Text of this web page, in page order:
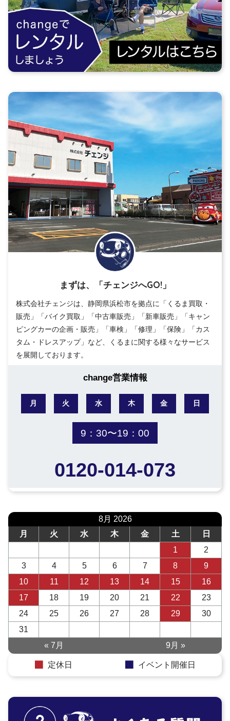
まずは、「チェンジへGO!」
株式会社チェンジは、静岡県浜松市を拠点に「くるま買取・
販売」「バイク買取」「中古車販売」「新車販売」「キャン
ピングカーの企画・販売」「車検」「修理」「保険」「カス
タム・ドレスアップ」など、くるまに関する様々なサービス
を展開しております。
change営業情報
月 火 水 木 金 日
9：30〜19：00
0120-014-073
8月 2026
月
火 水 木 金 土
日
1
2
3
4 5 6 7 8
9
10
11 12 13 14 15
16
17
18 19 20 21 22
23
24
25 26 27 28 29
30
31
« 7月
9月 »
定休日 イベント開催日